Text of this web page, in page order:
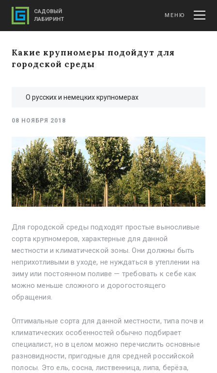
Какие крупномеры подойдут для
городской среды
О русских и немецких крупномерах
08 НОЯБРЯ 2018
Для городской среды подходят простые выносливые
сорта крупномеров, характерные для данной
местности и климатической зоны. Они должны быть
неприхотливыми в уходе, не нуждаться в утеплении на
зиму или постоянном поливе — требовать к себе как
можно меньше сложного и дорогостоящего
обращения.
Оптимальные сорта для данной местности, типа почв и
климатических особенностей обычно подбирает
специалист, но в целом можно перечислить основные
разновидности, пригодные для средней российской
полосы. Это ель, сосна, лиственница, липа, берёза,
САДОВЫЙ
ЛАБИРИНТ
МЕНЮ